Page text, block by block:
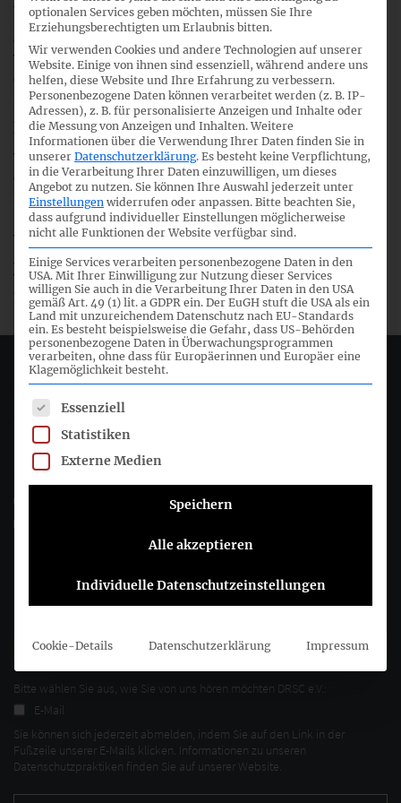
Lanfermann (Präsident des DRSC) hießen die Teilnehmer
der Online-Veranstaltung willkommen und ordneten die
Vorschläge des ISSB zur Überarbeitung der SASB-Standards
ein. Im Anschluss erläuterte Jenny Bofinger-Schuster die
Hintergründe des ISSB-Projekts und gab einen Überblick
zum laufenden Konsultationsverfahren. Das DRSC stellte
bisher erhaltene Rückmeldungen ausAustauschrundenmit
Vertretern der neun vom ISSB priorisierten Branchen sowie
die vorläufige DRSC-Position zu ausgewählten Inhalten des
Exposure Drafts vor.
Wir danken allen Teilnehmern, die mit ihren Fragen und
Anregungen zur Diskussion beigetragen haben. Die für die
Veranstaltung präsentierteUnterlagekann hier
heruntergeladen werden.
Deutsches Rechnungslegungs Standards Committee e.V.
Joachimsthaler Str. 34
10719 Berlin
+49 (0)30 20 64 12 - 15
Bitte wählen Sie aus, wie Sie von uns hören möchten DRSC e.V.:
E-Mail
Sie können sich jederzeit abmelden, indem Sie auf den Link in der
Fußzeile unserer E-Mails klicken. Informationen zu unseren
Datenschutzpraktiken finden Sie auf unserer Website.
optionalen Services geben möchten, müssen Sie Ihre
Erziehungsberechtigten um Erlaubnis bitten.
Wir verwenden Cookies und andere Technologien auf unserer
Website. Einige von ihnen sind essenziell, während andere uns
helfen, diese Website und Ihre Erfahrung zu verbessern.
Personenbezogene Daten können verarbeitet werden (z. B. IP-
Adressen), z. B. für personalisierte Anzeigen und Inhalte oder
die Messung von Anzeigen und Inhalten. Weitere
Informationen über die Verwendung Ihrer Daten finden Sie in
unserer Datenschutzerklärung. Es besteht keine Verpflichtung,
in die Verarbeitung Ihrer Daten einzuwilligen, um dieses
Angebot zu nutzen. Sie können Ihre Auswahl jederzeit unter
Einstellungen widerrufen oder anpassen. Bitte beachten Sie,
dass aufgrund individueller Einstellungen möglicherweise
nicht alle Funktionen der Website verfügbar sind.
Einige Services verarbeiten personenbezogene Daten in den
USA. Mit Ihrer Einwilligung zur Nutzung dieser Services
willigen Sie auch in die Verarbeitung Ihrer Daten in den USA
gemäß Art. 49 (1) lit. a GDPR ein. Der EuGH stuft die USA als ein
Land mit unzureichendem Datenschutz nach EU-Standards
ein. Es besteht beispielsweise die Gefahr, dass US-Behörden
personenbezogene Daten in Überwachungsprogrammen
verarbeiten, ohne dass für Europäerinnen und Europäer eine
Klagemöglichkeit besteht.
Es folgt eine Liste der Service-Gruppen, für die eine
Essenziell
Statistiken
Externe Medien
Speichern
Alle akzeptieren
Individuelle Datenschutzeinstellungen
Cookie-Details Datenschutzerklärung Impressum